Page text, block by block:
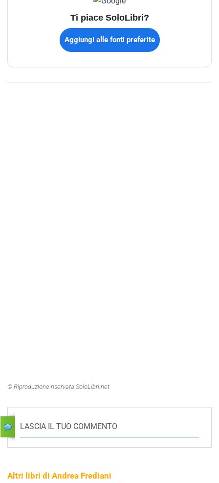
Ti piace SoloLibri?
Aggiungi alle fonti preferite
© Riproduzione riservata SoloLibri.net
LASCIA IL TUO COMMENTO
Altri libri di Andrea Frediani